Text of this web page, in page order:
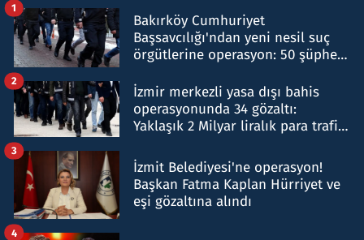
Bakırköy Cumhuriyet
Başsavcılığı'ndan yeni nesil suç
örgütlerine operasyon: 50 şüpheli
1
İzmir merkezli yasa dışı bahis
operasyonunda 34 gözaltı:
Yaklaşık 2 Milyar liralık para trafiği
2
İzmit Belediyesi'ne operasyon!
Başkan Fatma Kaplan Hürriyet ve
eşi gözaltına alındı
3
4